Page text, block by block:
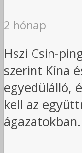
2 hónap
Hszi Csin-
szerint Kína
egyedülálló,
kell az